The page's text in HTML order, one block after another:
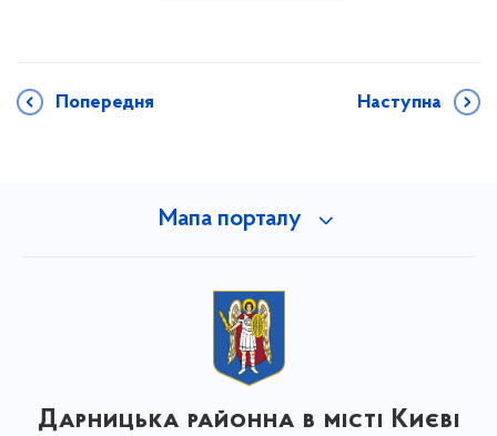
Попередня Наступна
Мапа порталу
Дарницька районна в місті Києві